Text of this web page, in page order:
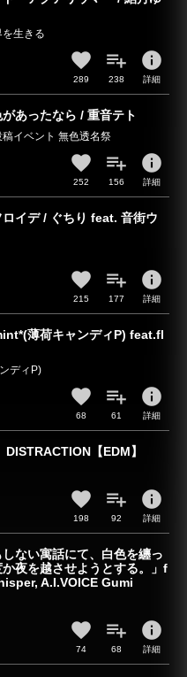
を生きる
289 238
info
詳細
あったなら / 重音テト
イベント 無色透名祭
252 156
info
詳細
ロイデ / ぐちり feat. 音街ウ
215 177
info
詳細
薄荷キャンディP) feat.fl
ディP)
68 61
info
詳細
DISTRACTION【EDM】
198 92
info
詳細
しない寓話にて、白色を纏っ
夜を越させようとする。」f
A.I.VOICE Gumi
74 68
info
詳細